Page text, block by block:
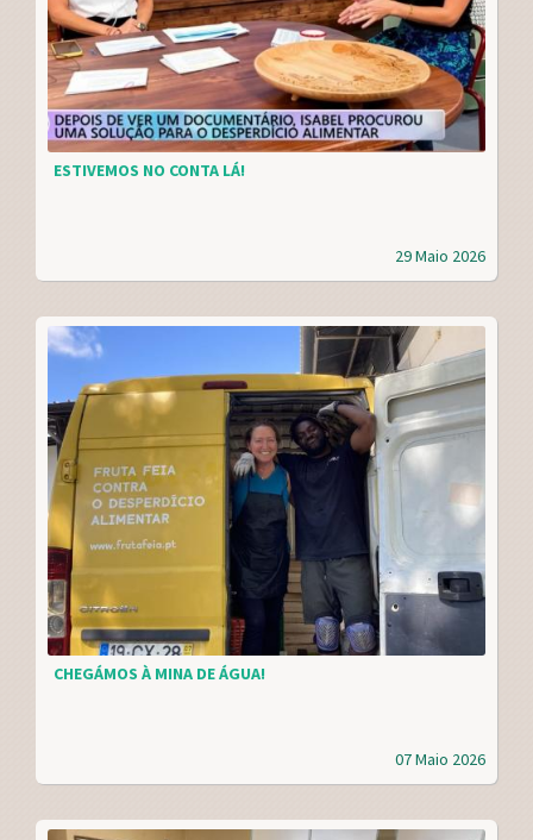
29 Maio 2026
ESTIVEMOS NO CONTA LÁ!
07 Maio 2026
CHEGÁMOS À MINA DE ÁGUA!